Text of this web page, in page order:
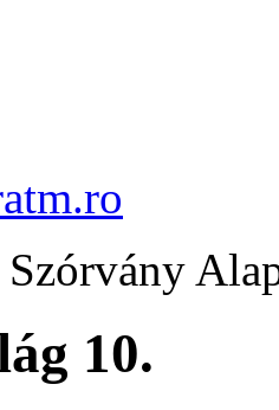
10.